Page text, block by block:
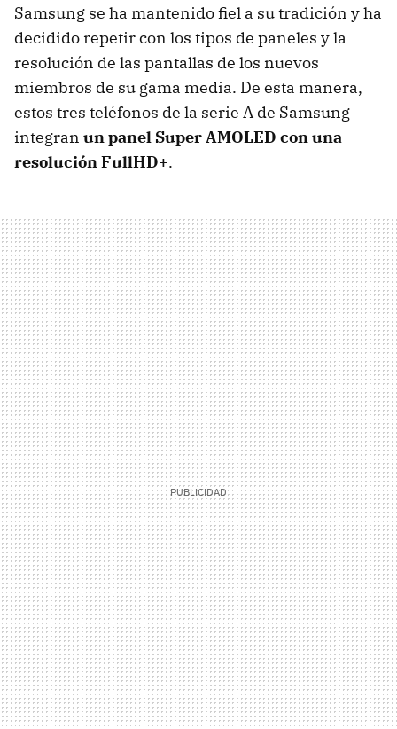
Samsung se ha mantenido fiel a su tradición y ha
decidido repetir con los tipos de paneles y la
resolución de las pantallas de los nuevos
miembros de su gama media. De esta manera,
estos tres teléfonos de la serie A de Samsung
integran un panel Super AMOLED con una
resolución FullHD+.